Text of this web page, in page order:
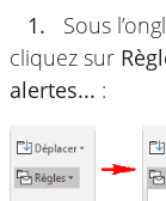
1.
Sous
cliquez sur
alertes... :